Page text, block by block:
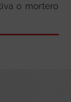
o mortero